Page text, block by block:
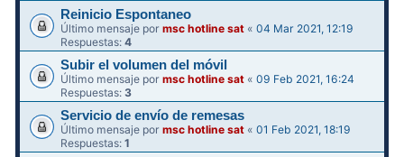
Reinicio Espontaneo
Último mensaje pormsc hotline sat «04 Mar 2021, 12:19
Respuestas:4
Subir el volumen del móvil
Último mensaje pormsc hotline sat «09 Feb 2021, 16:24
Respuestas:3
Servicio de envío de remesas
Último mensaje pormsc hotline sat «01 Feb 2021, 18:19
Respuestas:1